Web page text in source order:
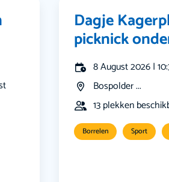
Dagje
picknick
8 August 2026 |
Bospolder ...
13 plekken
Borrelen Sport